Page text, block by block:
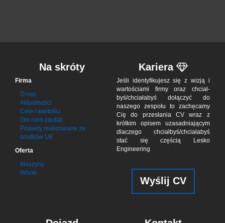
Na skróty
Firma
O nas
Aktualności
Cele i wartości
Oni nam zaufali
Projekty realizowane ze
środków UE
Oferta
Maszyny
Wózki
Kariera
Jeśli iden­tyfi­ku­jesz się z wizją i
war­to­ściami firmy oraz chciał­
byś/chciał­abyś dołą­czyć do
naszego zes­połu to zachę­camy
Cię do przes­łania CV wraz z
krótkim opisem uzasad­niającym
dla­czego chciał­byś/chciała­byś
stać się czę­ścią Lesko
Engineering
Wyślij CV